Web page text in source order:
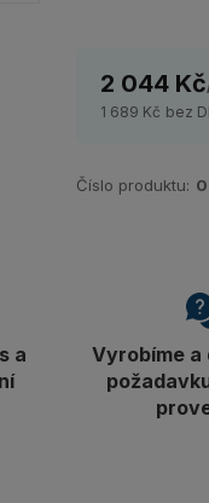
2 044 Kč
1 689 Kč bez
Číslo produktu:
a
Vyrobíme a